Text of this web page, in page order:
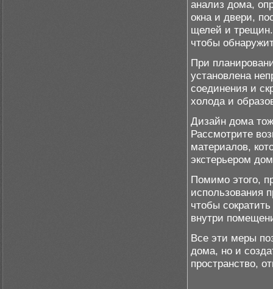
анализ дома,
окна и двери,
щелей и
чтобы
При
установлена
соединения и
холода и
Дизайн дома
Рассмотрите
материалов,
экстерьером
Помимо этого,
использования
чтобы
внутри
Все эти меры
дома, но и
пространство,